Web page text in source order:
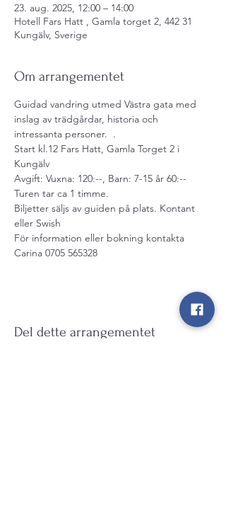
23. aug. 2025, 12:00 – 14:00
Hotell Fars Hatt , Gamla torget 2, 442 31
Kungälv, Sverige
Om arrangementet
Guidad vandring utmed Västra gata med
inslag av trädgårdar, historia och
intressanta personer.  .
Start kl.12 Fars Hatt, Gamla Torget 2 i
Kungälv
Avgift: Vuxna: 120:--, Barn: 7-15 år 60:--
Turen tar ca 1 timme.
Biljetter säljs av guiden på plats. Kontant
eller Swish
För information eller bokning kontakta
Carina 0705 565328
Del dette arrangementet